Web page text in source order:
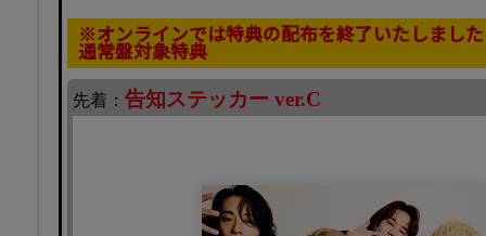
※オンラインでは特典の配布を終了いたしました
通常盤対象特典
先着： 告知ステッカー ver.C